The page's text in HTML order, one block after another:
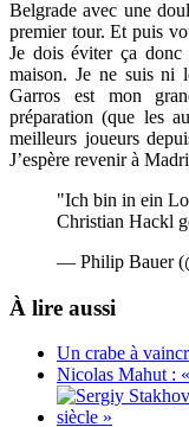
Belgrade avec une
premier tour. Et puis
Je dois éviter ça donc
maison. Je ne suis ni
Garros est mon
préparation (que les
meilleurs joueurs
J’espère revenir à
"Ich bin in ein
Christian Hackl
— Philip Bauer
À lire aussi
Un crabe à
Nicolas Mahut :